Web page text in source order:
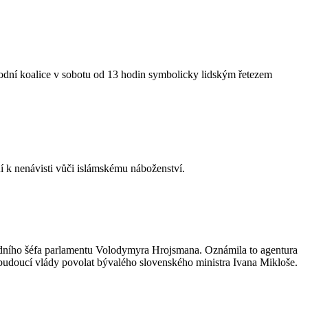
koalice v sobotu od 13 hodin symbolicky lidským řetezem
nenávisti vůči islámskému náboženství.
šéfa parlamentu Volodymyra Hrojsmana. Oznámila to agentura
vlády povolat bývalého slovenského ministra Ivana Mikloše.